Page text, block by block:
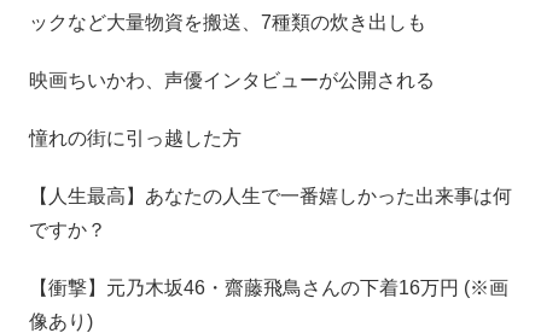
ックなど大量物資を搬送、7種類の炊き出しも
映画ちいかわ、声優インタビューが公開される
憧れの街に引っ越した方
【人生最高】あなたの人生で一番嬉しかった出来事は何
ですか？
【衝撃】元乃木坂46・齋藤飛鳥さんの下着16万円 (※画
像あり)